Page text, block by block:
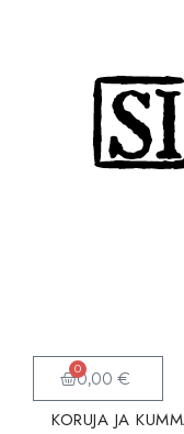
0,00 €
0
KORUJA JA